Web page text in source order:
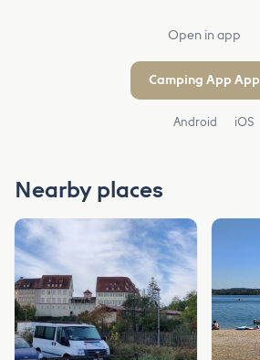
Open in app
Camping App App
Android iOS
Nearby places